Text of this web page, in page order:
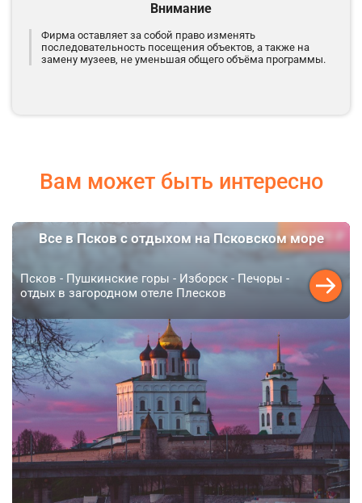
Внимание
Фирма оставляет за собой право изменять
последовательность посещения объектов, а также на
замену музеев, не уменьшая общего объёма программы.
Вам может быть интересно
от49 600 ₽
Все в Псков с отдыхом на Псковском море
Псков - Пушкинские горы - Изборск - Печоры -
отдых в загородном отеле Плесков